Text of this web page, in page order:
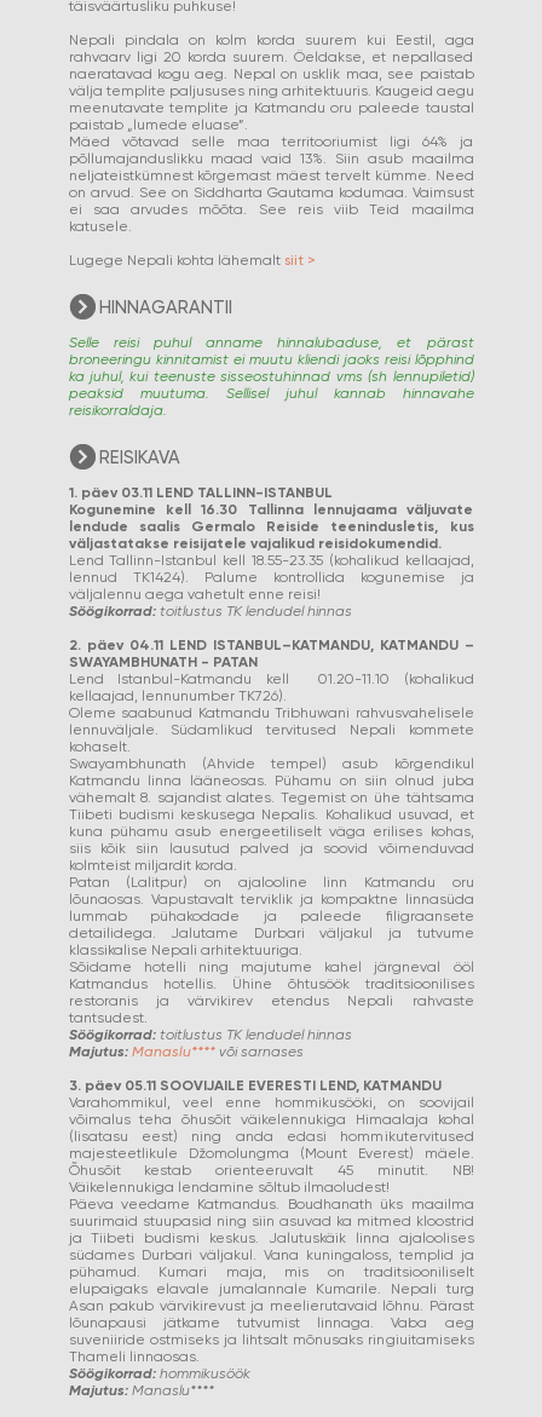
täisväärtusliku puhkuse!
Nepali pindala on kolm korda suurem kui Eestil, aga
rahvaarv ligi 20 korda suurem. Öeldakse, et nepallased
naeratavad kogu aeg. Nepal on usklik maa, see paistab
välja templite paljususes ning arhitektuuris. Kaugeid aegu
meenutavate templite ja Katmandu oru paleede taustal
paistab „lumede eluase”.
Mäed võtavad selle maa territooriumist ligi 64% ja
põllumajanduslikku maad vaid 13%. Siin asub maailma
neljateistkümnest kõrgemast mäest tervelt kümme. Need
on arvud. See on Siddharta Gautama kodumaa. Vaimsust
ei saa arvudes mõõta. See reis viib Teid maailma
katusele.
Lugege Nepali kohta lähemalt siit >
HINNAGARANTII
Selle reisi puhul anname hinnalubaduse, et pärast
broneeringu kinnitamist ei muutu kliendi jaoks reisi lõpphind
ka juhul, kui teenuste sisseostuhinnad vms (sh lennupiletid)
peaksid muutuma. Sellisel juhul kannab hinnavahe
reisikorraldaja.
REISIKAVA
1. päev 03.11 LEND TALLINN-ISTANBUL
Kogunemine kell 16.30 Tallinna lennujaama väljuvate
lendude saalis Germalo Reiside teenindusletis, kus
väljastatakse reisijatele vajalikud reisidokumendid.
Lend Tallinn-Istanbul kell 18.55-23.35 (kohalikud kellaajad,
lennud TK1424). Palume kontrollida kogunemise ja
väljalennu aega vahetult enne reisi!
Söögikorrad: toitlustus TK lendudel hinnas
2. päev 04.11 LEND ISTANBUL–KATMANDU, KATMANDU –
SWAYAMBHUNATH - PATAN
Lend Istanbul-Katmandu kell 01.20-11.10 (kohalikud
kellaajad, lennunumber TK726).
Oleme saabunud Katmandu Tribhuwani rahvusvahelisele
lennuväljale. Südamlikud tervitused Nepali kommete
kohaselt.
Swayambhunath (Ahvide tempel) asub kõrgendikul
Katmandu linna lääneosas. Pühamu on siin olnud juba
vähemalt 8. sajandist alates. Tegemist on ühe tähtsama
Tiibeti budismi keskusega Nepalis. Kohalikud usuvad, et
kuna pühamu asub energeetiliselt väga erilises kohas,
siis kõik siin lausutud palved ja soovid võimenduvad
kolmteist miljardit korda.
Patan (Lalitpur) on ajalooline linn Katmandu oru
lõunaosas. Vapustavalt terviklik ja kompaktne linnasüda
lummab pühakodade ja paleede filigraansete
detailidega. Jalutame Durbari väljakul ja tutvume
klassikalise Nepali arhitektuuriga.
Sõidame hotelli ning majutume kahel järgneval ööl
Katmandus hotellis. Ühine õhtusöök traditsioonilises
restoranis ja värvikirev etendus Nepali rahvaste
tantsudest.
Söögikorrad: toitlustus TK lendudel hinnas
Majutus: Manaslu****või sarnases
3. päev 05.11 SOOVIJAILE EVERESTI LEND, KATMANDU
Varahommikul, veel enne hommikusööki, on soovijail
võimalus teha õhusõit väikelennukiga Himaalaja kohal
(lisatasu eest) ning anda edasi hommikutervitused
majesteetlikule Džomolungma (Mount Everest) mäele.
Õhusõit kestab orienteeruvalt 45 minutit. NB!
Väikelennukiga lendamine sõltub ilmaoludest!
Päeva veedame Katmandus. Boudhanath üks maailma
suurimaid stuupasid ning siin asuvad ka mitmed kloostrid
ja Tiibeti budismi keskus. Jalutuskäik linna ajaloolises
südames Durbari väljakul. Vana kuningaloss, templid ja
pühamud. Kumari maja, mis on traditsiooniliselt
elupaigaks elavale jumalannale Kumarile. Nepali turg
Asan pakub värvikirevust ja meelierutavaid lõhnu. Pärast
lõunapausi jätkame tutvumist linnaga. Vaba aeg
suveniiride ostmiseks ja lihtsalt mõnusaks ringiuitamiseks
Thameli linnaosas.
Söögikorrad: hommikusöök
Majutus:Manaslu****